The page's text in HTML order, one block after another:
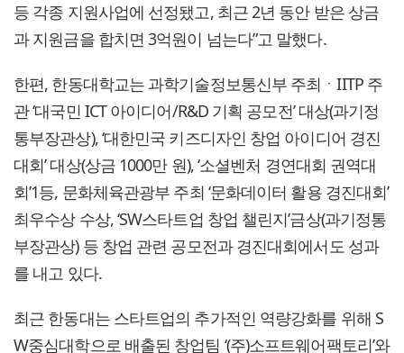
등 각종 지원사업에 선정됐고, 최근 2년 동안 받은 상금
과 지원금을 합치면 3억원이 넘는다”고 말했다.
한편, 한동대학교는 과학기술정보통신부 주최ㆍIITP 주
관 ‘대국민 ICT 아이디어/R&D 기획 공모전’ 대상(과기정
통부장관상), ‘대한민국 키즈디자인 창업 아이디어 경진
대회’ 대상(상금 1000만 원), ‘소셜벤처 경연대회 권역대
회’1등, 문화체육관광부 주최 ‘문화데이터 활용 경진대회’
최우수상 수상, ‘SW스타트업 창업 챌린지’금상(과기정통
부장관상) 등 창업 관련 공모전과 경진대회에서도 성과
를 내고 있다.
최근 한동대는 스타트업의 추가적인 역량강화를 위해 S
W중심대학으로 배출된 창업팀 ‘(주)소프트웨어팩토리’와